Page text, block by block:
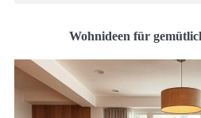
Wohnideen für